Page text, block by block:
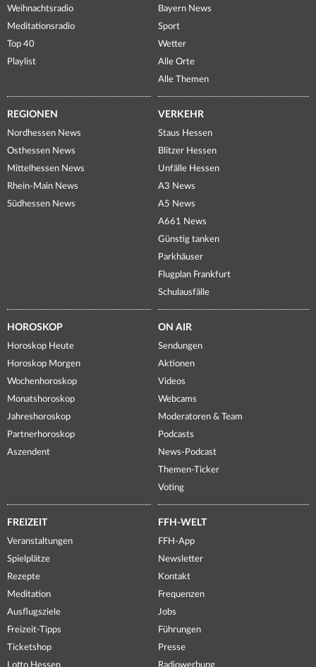
Weihnachtsradio
Meditationsradio
Top 40
Playlist
Bayern News
Sport
Wetter
Alle Orte
Alle Themen
REGIONEN
Nordhessen News
Osthessen News
Mittelhessen News
Rhein-Main News
Südhessen News
VERKEHR
Staus Hessen
Blitzer Hessen
Unfälle Hessen
A3 News
A5 News
A661 News
Günstig tanken
Parkhäuser
Flugplan Frankfurt
Schulausfälle
HOROSKOP
Horoskop Heute
Horoskop Morgen
Wochenhoroskop
Monatshoroskop
Jahreshoroskop
Partnerhoroskop
Aszendent
ON AIR
Sendungen
Aktionen
Videos
Webcams
Moderatoren & Team
Podcasts
News-Podcast
Themen-Ticker
Voting
FREIZEIT
Veranstaltungen
Spielplätze
Rezepte
Meditation
Ausflugsziele
Freizeit-Tipps
Ticketshop
Lotto Hessen
FFH-WELT
FFH-App
Newsletter
Kontakt
Frequenzen
Jobs
Führungen
Presse
Radiowerbung